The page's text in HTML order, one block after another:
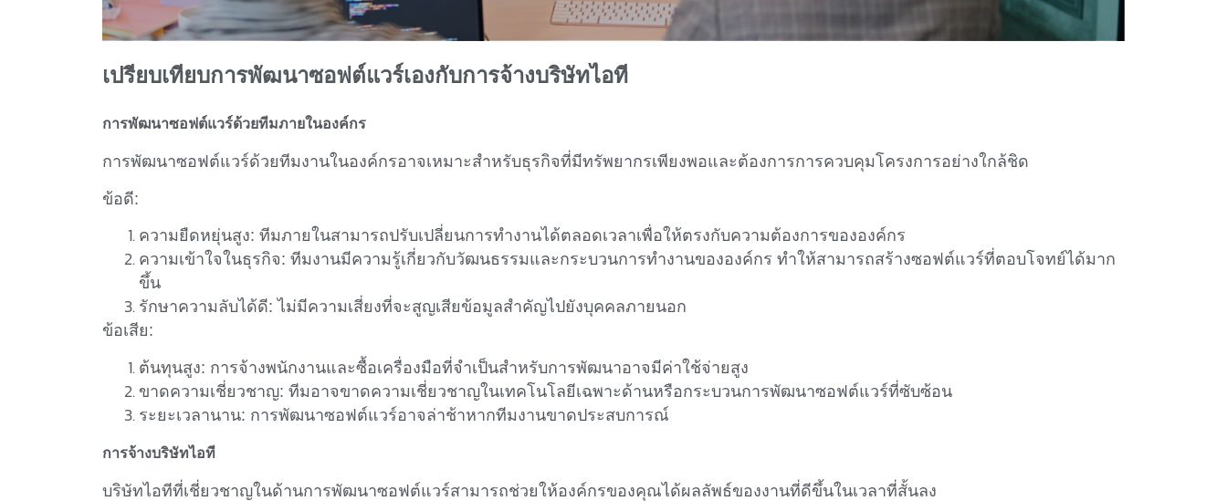
เปรียบเทียบการพัฒนาซอฟต์แวร์เองกับการจ้างบริษัทไอที
การพัฒนาซอฟต์แวร์ด้วยทีมภายในองค์กร
การพัฒนาซอฟต์แวร์ด้วยทีมงานในองค์กรอาจเหมาะสำหรับธุรกิจที่มีทรัพยากรเพียงพอและต้องการการควบคุมโครงการอย่างใกล้ชิด
ข้อดี:
ความยืดหยุ่นสูง: ทีมภายในสามารถปรับเปลี่ยนการทำงานได้ตลอดเวลาเพื่อให้ตรงกับความต้องการขององค์กร
ความเข้าใจในธุรกิจ: ทีมงานมีความรู้เกี่ยวกับวัฒนธรรมและกระบวนการทำงานขององค์กร ทำให้สามารถสร้างซอฟต์แวร์ที่ตอบโจทย์ได้มาก
ขึ้น
รักษาความลับได้ดี: ไม่มีความเสี่ยงที่จะสูญเสียข้อมูลสำคัญไปยังบุคคลภายนอก
ข้อเสีย:
ต้นทุนสูง: การจ้างพนักงานและซื้อเครื่องมือที่จำเป็นสำหรับการพัฒนาอาจมีค่าใช้จ่ายสูง
ขาดความเชี่ยวชาญ: ทีมอาจขาดความเชี่ยวชาญในเทคโนโลยีเฉพาะด้านหรือกระบวนการพัฒนาซอฟต์แวร์ที่ซับซ้อน
ระยะเวลานาน: การพัฒนาซอฟต์แวร์อาจล่าช้าหากทีมงานขาดประสบการณ์
การจ้างบริษัทไอที
บริษัทไอทีที่เชี่ยวชาญในด้านการพัฒนาซอฟต์แวร์สามารถช่วยให้องค์กรของคุณได้ผลลัพธ์ของงานที่ดีขึ้นในเวลาที่สั้นลง